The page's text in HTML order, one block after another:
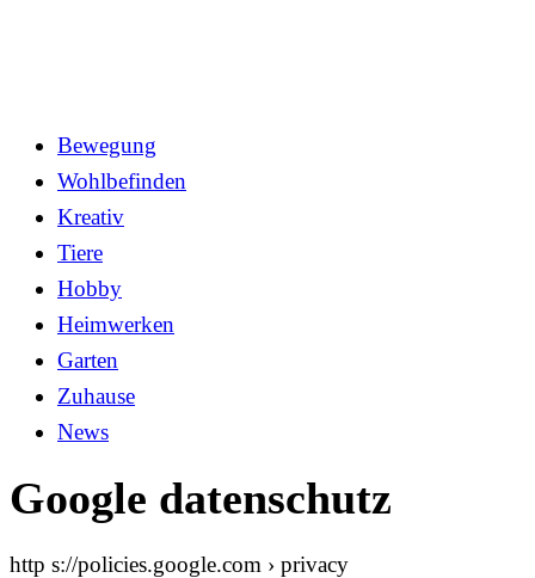
Bewegung
Wohlbefinden
Kreativ
Tiere
Hobby
Heimwerken
Garten
Zuhause
News
Google datenschutz
http s://policies.google.com › privacy